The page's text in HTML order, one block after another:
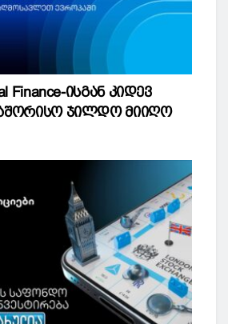
Finance-ისგან კიდევ
ჯილდო მიიღო